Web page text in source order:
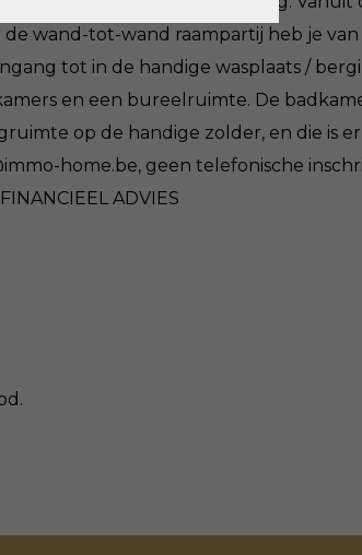
wand-tot-wand raampartij heb je
tot in de handige wasplaats /
en een bureelruimte. De
op de handige zolder, en die is
home.be, geen telefonische
ADVIES